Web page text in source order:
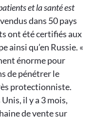
et la santé est
dans 50 pays
ont été certifiés aux
ainsi qu’en Russie. «
énorme pour
de pénétrer le
protectionniste.
il y a 3 mois,
de vente sur